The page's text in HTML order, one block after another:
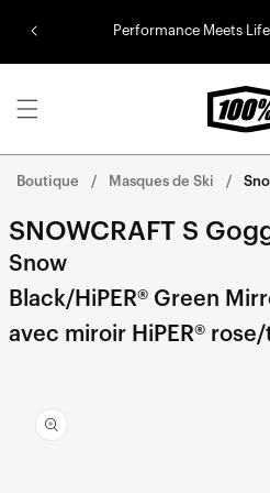
contenu
Performance Meets
Boutique Masques de Ski
SNOWCRAFT S
Snow
Black/HiPER® Green
avec miroir HiPER®
informations
sur le